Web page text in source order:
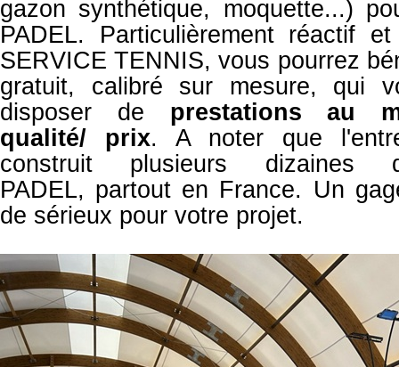
gazon synthétique, moquette...)
PADEL. Particulièrement réactif
SERVICE TENNIS, vous pourrez
gratuit, calibré sur mesure, qui
disposer de prestations
au
qualité/ prix. A noter que
construit plusieurs
PADEL, partout en France. Un
de sérieux pour votre projet.